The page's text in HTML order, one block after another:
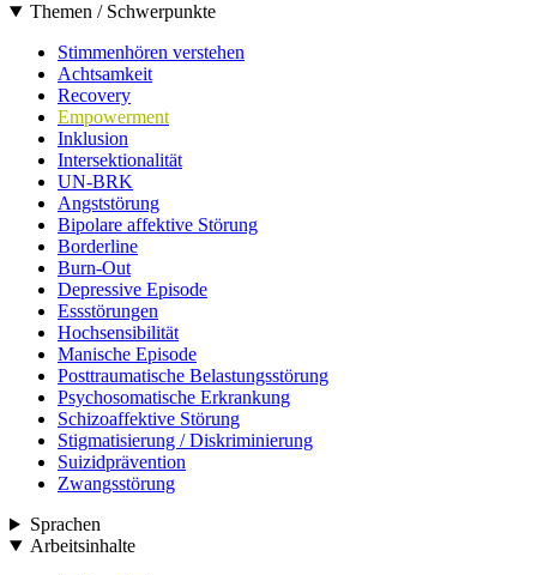
Themen / Schwerpunkte
Stimmenhören verstehen
Achtsamkeit
Recovery
Empowerment
Inklusion
Intersektionalität
UN-BRK
Angststörung
Bipolare affektive Störung
Borderline
Burn-Out
Depressive Episode
Essstörungen
Hochsensibilität
Manische Episode
Posttraumatische Belastungsstörung
Psychosomatische Erkrankung
Schizoaffektive Störung
Stigmatisierung / Diskriminierung
Suizidprävention
Zwangsstörung
Sprachen
Arbeitsinhalte